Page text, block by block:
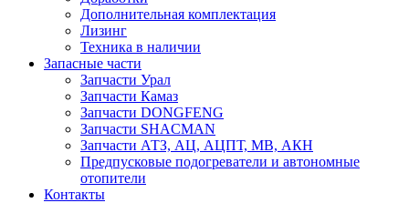
Дополнительная комплектация
Лизинг
Техника в наличии
Запасные части
Запчасти Урал
Запчасти Камаз
Запчасти DONGFENG
Запчасти SHACMAN
Запчасти АТЗ, АЦ, АЦПТ, МВ, АКН
Предпусковые подогреватели и автономные
отопители
Контакты